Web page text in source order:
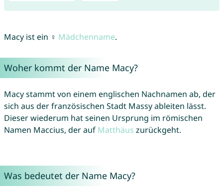
Macy ist ein ♀ Mädchenname.
Woher kommt der Name Macy?
Macy stammt von einem englischen Nachnamen ab, der
sich aus der französischen Stadt Massy ableiten lässt.
Dieser wiederum hat seinen Ursprung im römischen
Namen Maccius, der auf Matthäus zurückgeht.
Was bedeutet der Name Macy?